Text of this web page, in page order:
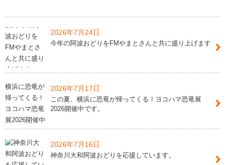
2026年7月24日
今年の阿波おどりをFMやまとさんと共に盛り上げます
2026年7月17日
この夏、横浜に恐竜が帰ってくる！ヨコハマ恐竜展
2026開催中です。
2026年7月16日
神奈川大和阿波おどりを応援しています。